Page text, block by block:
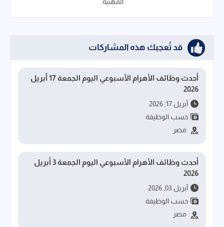
قد تُعجبك هذه المشاركات
أحدث وظائف الأهرام الأسبوعي اليوم الجمعة 17 أبريل
2026
أبريل 17, 2026
حسب الوظيفة
مصر
أحدث وظائف الأهرام الأسبوعي اليوم الجمعة 3 أبريل
2026
أبريل 03, 2026
حسب الوظيفة
مصر